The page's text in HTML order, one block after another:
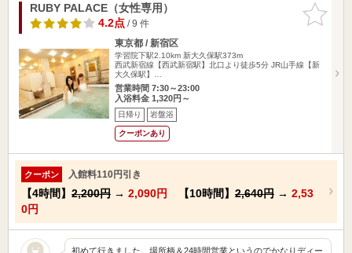
お気に入
りに追加
RUBY PALACE（女性専用）
4.2点/ 9 件
東京都 / 新宿区
学習院下駅2.10km 新大久保駅373m
西武新宿線【西武新宿駅】北口より徒歩5分 JR山手線【新
大久保駅】…
営業時間 7:30～23:00
入浴料金 1,320円～
日帰り 岩盤浴
クーポンあり
クーポン 入館料110円引き
【4時間】 2,200円 → 2,090円 【10時間】 2,640円 → 2,53
0円
初めて行きました。場所柄＆24時間営業というのでかなりディー